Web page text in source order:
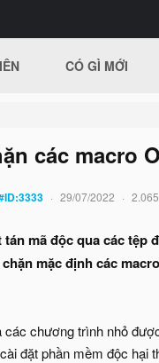
CÓ GÌ MỚI
các macro
29/07/2022
mã độc qua các tệp
mặc định các
chương trình nhỏ
đặt phần mềm độc